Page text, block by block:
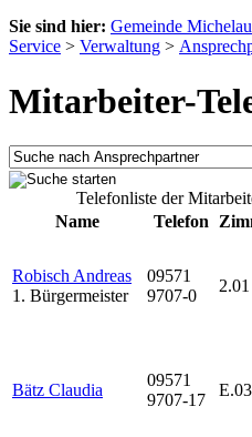
Sie sind hier: Gemeinde
Service > Verwaltung >
Mitarbeiter-
Telefonliste der
Name
Telefon
Robisch Andreas
1. Bürgermeister
09571
9707-0
2.01
Bätz Claudia
09571
9707-17
E.03